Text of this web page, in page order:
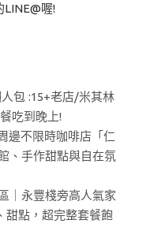
喔!
包 :15+老店/米其林
吃到晚上!
邊不限時咖啡店「仁
、手作甜點與自在氛
｜永豐棧旁高人氣家
甜點，超完整套餐飽